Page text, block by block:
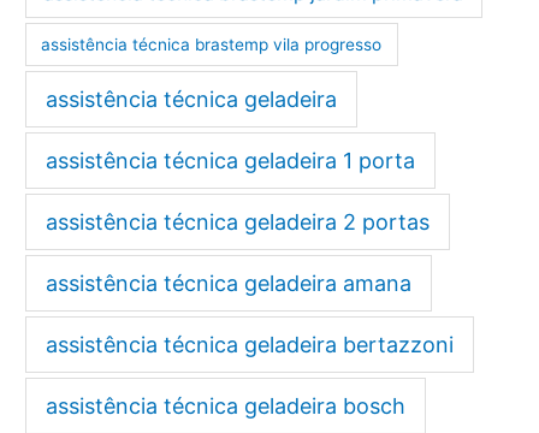
assistência técnica brastemp vila progresso
assistência técnica geladeira
assistência técnica geladeira 1 porta
assistência técnica geladeira 2 portas
assistência técnica geladeira amana
assistência técnica geladeira bertazzoni
assistência técnica geladeira bosch